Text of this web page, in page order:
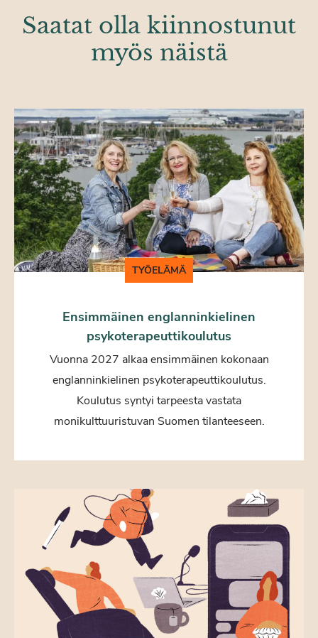
Saatat olla kiinnostunut
myös näistä
TYÖELÄMÄ
Ensimmäinen englanninkielinen
psykoterapeuttikoulutus
Vuonna 2027 alkaa ensimmäinen kokonaan
englanninkielinen psykoterapeuttikoulutus.
Koulutus syntyi tarpeesta vastata
monikulttuuristuvan Suomen tilanteeseen.